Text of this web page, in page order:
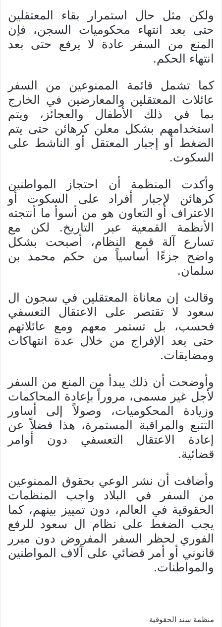
ولكن مثل حال استمرار بقاء المعتقلين
حتى بعد انتهاء محكوميات السجن، فإن
المنع من السفر عادة لا يرفع حتى بعد
انتهاء الحكم.
كما تشمل قائمة الممنوعين من السفر
عائلات المعتقلين والمعارضين في الخارج
بما في ذلك الأطفال والعجائز، ويتم
استخدامهم بشكل معلن كرهائن حتى يتم
الضغط أو إجبار المعتقل أو الناشط على
السكوت.
وأكدت المنظمة أن احتجاز المواطنين
كرهائن لإجبار أفراد على السكوت أو
الاعتراف أو التعاون هو من أسوأ ما أنتجته
الأنظمة القمعية عبر التاريخ. لكن مع
تسارع آلة قمع النظام، أصبحت بشكل
واضح جزءًا أساسياً من حكم محمد بن
سلمان.
وقالت إن معاناة المعتقلين في سجون ال
سعود لا تقتصر على الاعتقال التعسفي
فحسب، بل تستمر معهم ومع عائلاتهم
حتى بعد الإفراج من خلال عدة انتهاكات
ومضايقات.
وأوضحت أن ذلك يبدأ من المنع من السفر
لأجل غير مسمى، مروراً بإعادة المحاكمات
وزيادة المحكوميات، وصولاً إلى أساور
التتبع والمراقبة المستمرة، هذا فضلاً عن
إعادة الاعتقال التعسفي دون أوامر
قضائية.
وأضافت أن نشر الوعي بحقوق الممنوعين
من السفر في البلاد واجب المنظمات
الحقوقية في العالم، دون تمييز بينهم، كما
يجب الضغط على نظام ال سعود للرفع
الفوري لحظر السفر المفروض دون مبرر
قانوني أو أمر قضائي على آلاف المواطنين
والمواطنات.
منظمة سند الحقوقية